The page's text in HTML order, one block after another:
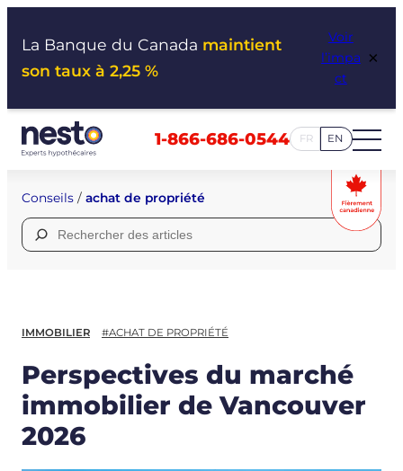
La Banque du Canada maintient
son taux à 2,25 %
Voir
l’impa
ct
×
1-866-686-0544 FR EN
Conseils / achat de propriété
Rechercher :
IMMOBILIER #ACHAT DE PROPRIÉTÉ
Perspectives du marché
immobilier de Vancouver
2026